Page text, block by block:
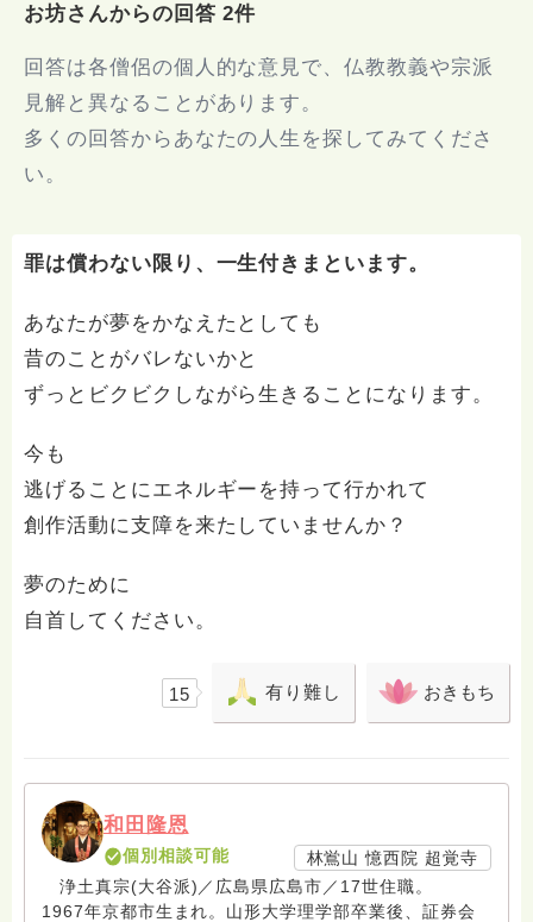
お坊さんからの回答 2件
回答は各僧侶の個人的な意見で、仏教教義や宗派
見解と異なることがあります。
多くの回答からあなたの人生を探してみてくださ
い。
罪は償わない限り、一生付きまといます。
あなたが夢をかなえたとしても
昔のことがバレないかと
ずっとビクビクしながら生きることになります。
今も
逃げることにエネルギーを持って行かれて
創作活動に支障を来たしていませんか？
夢のために
自首してください。
15 有り難し おきもち
和田隆恩
個別相談可能
林鴬山 憶西院 超覚寺
浄土真宗(大谷派)／広島県広島市／17世住職。
1967年京都市生まれ。山形大学理学部卒業後、証券会